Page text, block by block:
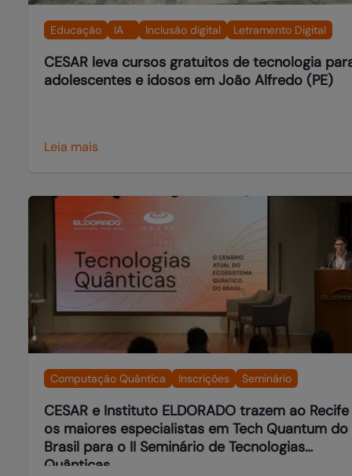
Educação IA Inclusão digital Letramento Digital
CESAR leva cursos gratuitos de tecnologia
adolescentes e idosos em João Alfredo (PE)
Leia mais
Computação Quântica Inscrições Seminário
CESAR e Instituto ELDORADO trazem ao Recife
os maiores especialistas em Tech Quantum do
Brasil para o II Seminário de Tecnologias
Quânticas